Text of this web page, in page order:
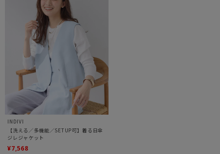
INDIVI
【洗える／多機能／SETUP可】着る日傘
ジレジャケット
¥7,568